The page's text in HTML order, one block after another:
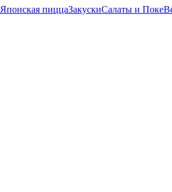
Японская пиццаЗакускиСалаты и Поке